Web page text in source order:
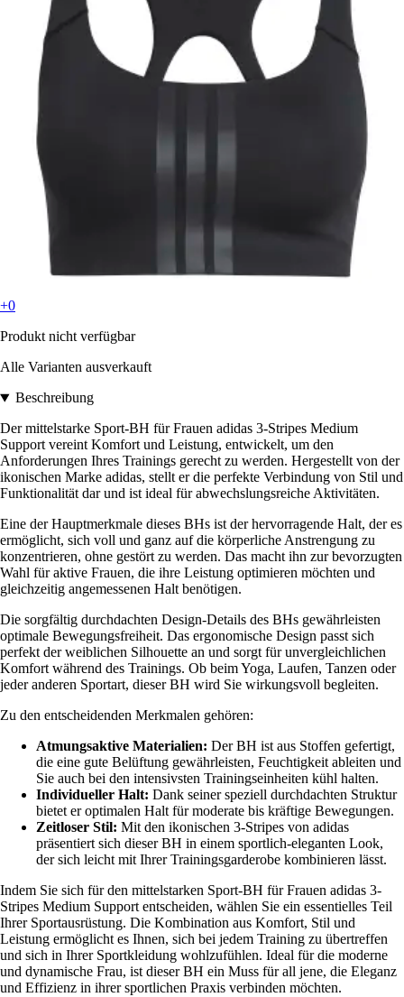
+0
Produkt nicht verfügbar
Alle Varianten ausverkauft
Beschreibung
Der mittelstarke Sport-BH für Frauen adidas 3-Stripes Medium
Support vereint Komfort und Leistung, entwickelt, um den
Anforderungen Ihres Trainings gerecht zu werden. Hergestellt von der
ikonischen Marke adidas, stellt er die perfekte Verbindung von Stil und
Funktionalität dar und ist ideal für abwechslungsreiche Aktivitäten.
Eine der Hauptmerkmale dieses BHs ist der hervorragende Halt, der es
ermöglicht, sich voll und ganz auf die körperliche Anstrengung zu
konzentrieren, ohne gestört zu werden. Das macht ihn zur bevorzugten
Wahl für aktive Frauen, die ihre Leistung optimieren möchten und
gleichzeitig angemessenen Halt benötigen.
Die sorgfältig durchdachten Design-Details des BHs gewährleisten
optimale Bewegungsfreiheit. Das ergonomische Design passt sich
perfekt der weiblichen Silhouette an und sorgt für unvergleichlichen
Komfort während des Trainings. Ob beim Yoga, Laufen, Tanzen oder
jeder anderen Sportart, dieser BH wird Sie wirkungsvoll begleiten.
Zu den entscheidenden Merkmalen gehören:
Atmungsaktive Materialien: Der BH ist aus Stoffen gefertigt,
die eine gute Belüftung gewährleisten, Feuchtigkeit ableiten und
Sie auch bei den intensivsten Trainingseinheiten kühl halten.
Individueller Halt: Dank seiner speziell durchdachten Struktur
bietet er optimalen Halt für moderate bis kräftige Bewegungen.
Zeitloser Stil: Mit den ikonischen 3-Stripes von adidas
präsentiert sich dieser BH in einem sportlich-eleganten Look,
der sich leicht mit Ihrer Trainingsgarderobe kombinieren lässt.
Indem Sie sich für den mittelstarken Sport-BH für Frauen adidas 3-
Stripes Medium Support entscheiden, wählen Sie ein essentielles Teil
Ihrer Sportausrüstung. Die Kombination aus Komfort, Stil und
Leistung ermöglicht es Ihnen, sich bei jedem Training zu übertreffen
und sich in Ihrer Sportkleidung wohlzufühlen. Ideal für die moderne
und dynamische Frau, ist dieser BH ein Muss für all jene, die Eleganz
und Effizienz in ihrer sportlichen Praxis verbinden möchten.